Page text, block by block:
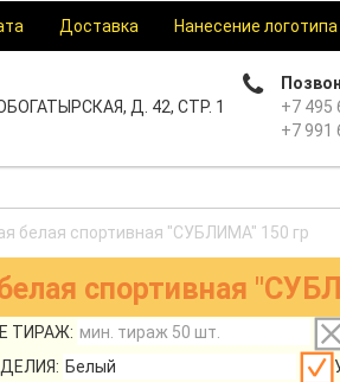
Доставка Нанесение логотипа
Д. 42, СТР. 1
+7 495
+7 991
белая спортивная "СУБЛИМА" 150 гр
спортивная
ТИРАЖ: